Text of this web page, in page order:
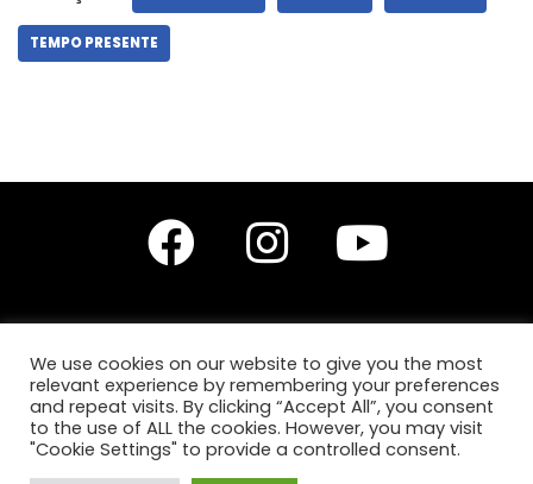
TEMPO PRESENTE
Editores do site: Prof. Dr. Diego Leonardo Santana Silva,Prof.ª Drª Anita Lucchesi
eProf.ª Ma. Karla Karine de Jesus Silva.
We use cookies on our website to give you the most
relevant experience by remembering your preferences
and repeat visits. By clicking “Accept All”, you consent
to the use of ALL the cookies. However, you may visit
"Cookie Settings" to provide a controlled consent.